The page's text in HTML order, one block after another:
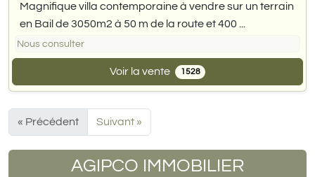
Magnifique villa contemporaine à vendre sur un terrain
en Bail de 3050m2 à 50 m de la route et 400 ...
Nous consulter
Voir la vente 1528
« Précédent Suivant »
AGIPCO IMMOBILIER